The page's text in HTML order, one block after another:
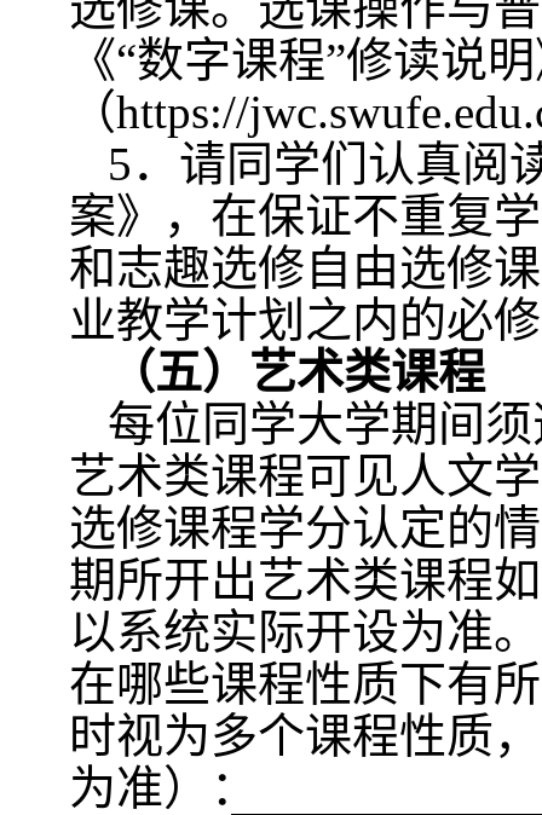
《“数字课程”修读说
（https://
5．请同学们认真阅
案》，在保证不重复
和志趣选修自由选修
业教学计划之内的必
（五）艺术类课程
每位同学大学期间
艺术类课程可见人文
选修课程学分认定的
期所开出艺术类课程
以系统实际开设为准
在哪些课程性质下有
时视为多个课程性质
为准）：